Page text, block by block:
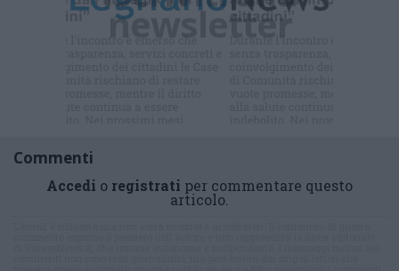
Commenti
Accedi o registrati per commentare questo
articolo.